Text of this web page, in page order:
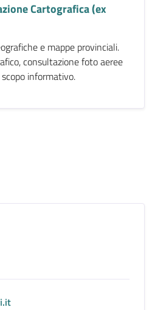
Cartografica (ex
e mappe provinciali.
consultazione foto aeree
informativo.